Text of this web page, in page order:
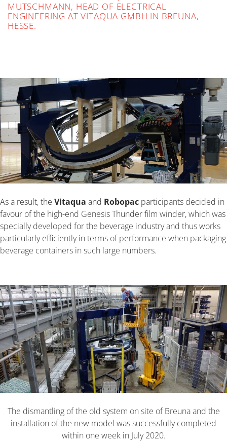
MUTSCHMANN, HEAD OF ELECTRICAL
ENGINEERING AT VITAQUA GMBH IN BREUNA,
HESSE.
As a result, the Vitaqua and Robopac participants decided in
favour of the high-end Genesis Thunder film winder, which was
specially developed for the beverage industry and thus works
particularly efficiently in terms of performance when packaging
beverage containers in such large numbers.
The dismantling of the old system on site of Breuna and the
installation of the new model was successfully completed
within one week in July 2020.